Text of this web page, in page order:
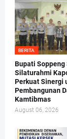
BERITA
Bupati Soppeng
Silaturahmi
Perkuat Sinergi
Pembangunan
Kamtibmas
August 06, 2026